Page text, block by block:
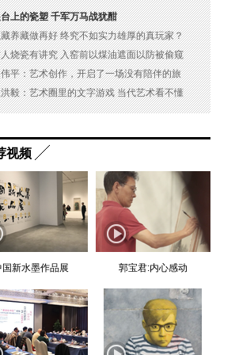
上的瓷塑 千军万马战犹酣
养藏做再好 终究不如实力雄厚的真玩家？
烧瓷有讲究 入窑前以煤油遮面以防被偷窥
平：艺术创作，开启了一场没有陪伴的旅
毅：艺术圈里的文字游戏 当代艺术看不懂
视频
国新水墨作品展 郭宝君:内心感动